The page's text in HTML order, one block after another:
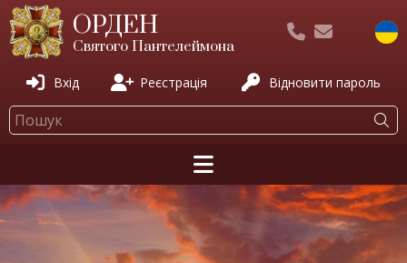
ОРДЕН
Святого Пантелеймона
Вхід Реєстрація Відновити пароль